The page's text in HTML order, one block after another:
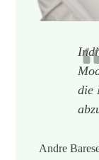
die
Andre